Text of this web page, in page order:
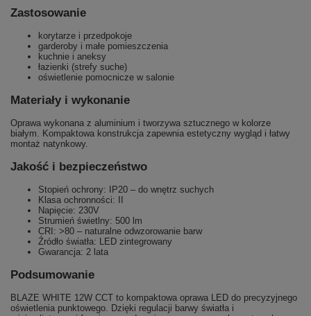
Zastosowanie
korytarze i przedpokoje
garderoby i małe pomieszczenia
kuchnie i aneksy
łazienki (strefy suche)
oświetlenie pomocnicze w salonie
Materiały i wykonanie
Oprawa wykonana z aluminium i tworzywa sztucznego w kolorze
białym. Kompaktowa konstrukcja zapewnia estetyczny wygląd i łatwy
montaż natynkowy.
Jakość i bezpieczeństwo
Stopień ochrony: IP20 – do wnętrz suchych
Klasa ochronności: II
Napięcie: 230V
Strumień świetlny: 500 lm
CRI: >80 – naturalne odwzorowanie barw
Źródło światła: LED zintegrowany
Gwarancja: 2 lata
Podsumowanie
BLAZE WHITE 12W CCT to kompaktowa oprawa LED do precyzyjnego
oświetlenia punktowego. Dzięki regulacji barwy światła i